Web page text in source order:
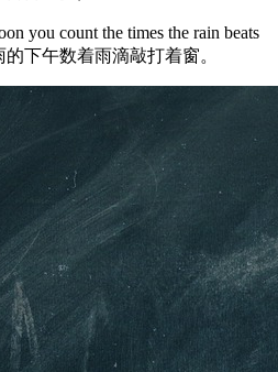
you count the times the rain beats
下午数着雨滴敲打着窗。